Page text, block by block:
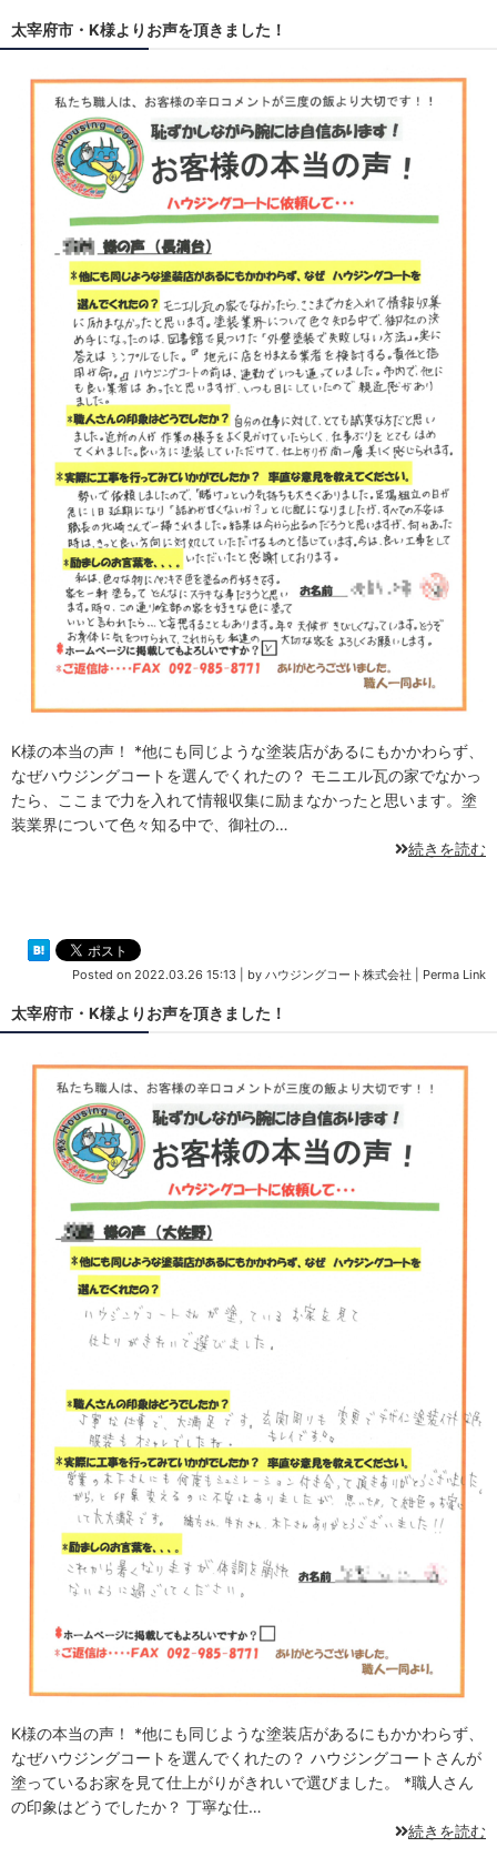
太宰府市・K様よりお声を頂きました！
K様の本当の声！ *他にも同じような塗装店があるにもかかわらず、
なぜハウジングコートを選んでくれたの？ モニエル瓦の家でなかっ
たら、ここまで力を入れて情報収集に励まなかったと思います。塗
装業界について色々知る中で、御社の…
続きを読む
Posted on 2022.03.26 15:13 by ハウジングコート株式会社 Perma Link
太宰府市・K様よりお声を頂きました！
K様の本当の声！ *他にも同じような塗装店があるにもかかわらず、
なぜハウジングコートを選んでくれたの？ ハウジングコートさんが
塗っているお家を見て仕上がりがきれいで選びました。 *職人さん
の印象はどうでしたか？ 丁寧な仕…
続きを読む